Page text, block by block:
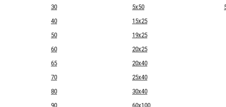
30
5x50
40
15x25
50
19x25
60
20x25
65
20x40
70
25x40
80
30x40
90
60x100